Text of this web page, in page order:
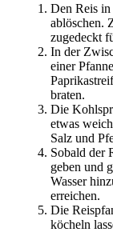
Den Reis in
ablöschen.
zugedeckt
In der
einer
braten.
Die
etwas
Salz und
Sobald der
geben und
Wasser
erreichen.
Die
köcheln